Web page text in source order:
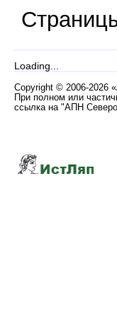
Loading...
Copyright © 2006-2026
При полном или
ссылка на "АПН